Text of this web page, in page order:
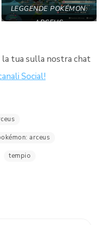
LEGGENDE POKÉMON:
ARCEUS
la tua sulla nostra chat
Social!
arceus
tempio